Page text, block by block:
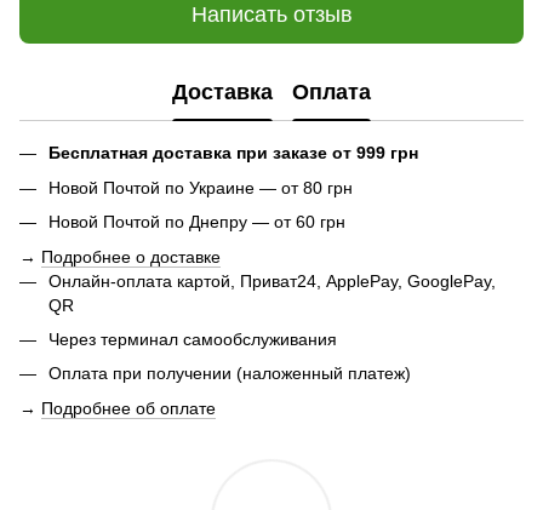
Написать отзыв
Доставка Оплата
Бесплатная доставка при заказе от 999 грн
Новой Почтой по Украине — от 80 грн
Новой Почтой по Днепру — от 60 грн
→ Подробнее о доставке
Онлайн-оплата картой, Приват24, ApplePay, GooglePay,
QR
Через терминал самообслуживания
Оплата при получении (наложенный платеж)
→ Подробнее об оплате